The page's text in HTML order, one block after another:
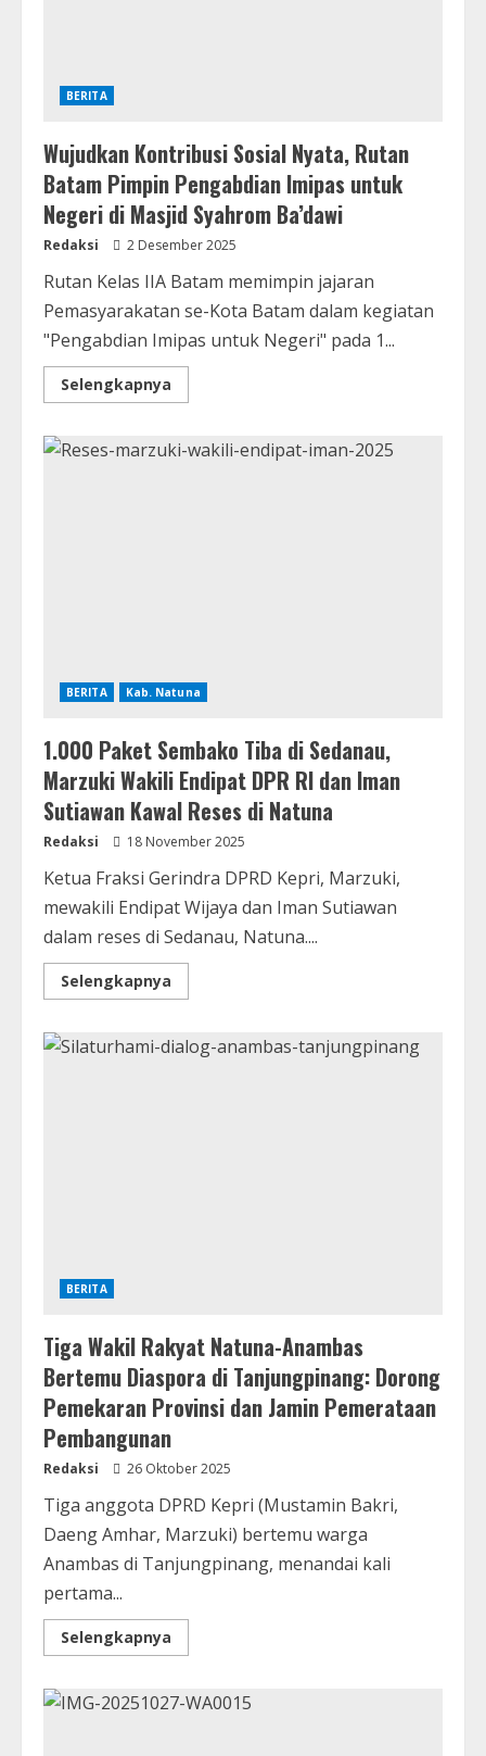
BERITA
Wujudkan Kontribusi Sosial Nyata, Rutan
Batam Pimpin Pengabdian Imipas untuk
Negeri di Masjid Syahrom Ba’dawi
Redaksi 2 Desember 2025
Rutan Kelas IIA Batam memimpin jajaran
Pemasyarakatan se-Kota Batam dalam kegiatan
"Pengabdian Imipas untuk Negeri" pada 1...
Selengkapnya
BERITA Kab. Natuna
1.000 Paket Sembako Tiba di Sedanau,
Marzuki Wakili Endipat DPR RI dan Iman
Sutiawan Kawal Reses di Natuna
Redaksi 18 November 2025
Ketua Fraksi Gerindra DPRD Kepri, Marzuki,
mewakili Endipat Wijaya dan Iman Sutiawan
dalam reses di Sedanau, Natuna....
Selengkapnya
BERITA
Tiga Wakil Rakyat Natuna-Anambas
Bertemu Diaspora di Tanjungpinang: Dorong
Pemekaran Provinsi dan Jamin Pemerataan
Pembangunan
Redaksi 26 Oktober 2025
Tiga anggota DPRD Kepri (Mustamin Bakri,
Daeng Amhar, Marzuki) bertemu warga
Anambas di Tanjungpinang, menandai kali
pertama...
Selengkapnya